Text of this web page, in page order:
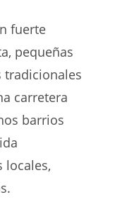
fuerte
pequeñas
tradicionales
carretera
barrios
locales,